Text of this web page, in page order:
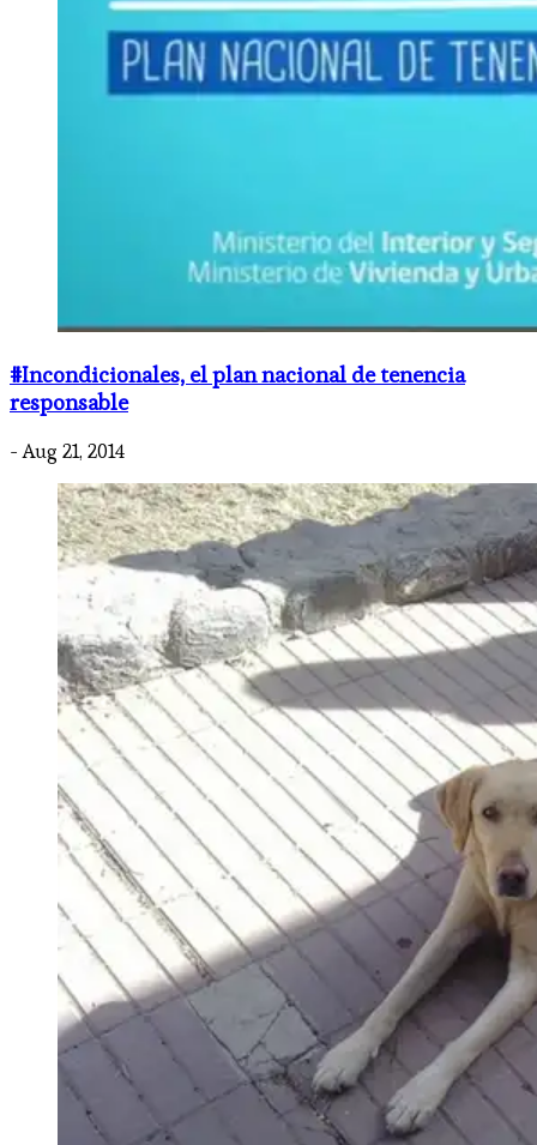
#Incondicionales, el plan nacional de tenencia
responsable
- Aug 21, 2014